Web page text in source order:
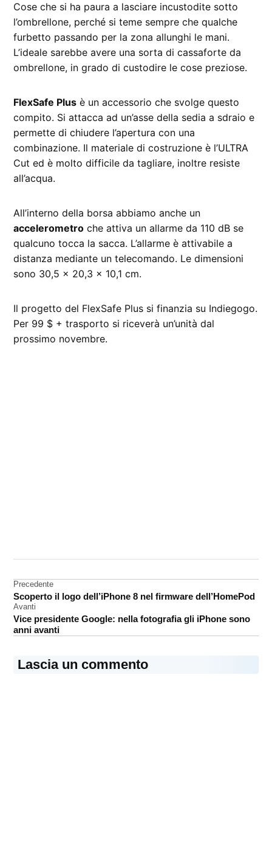
Cose che si ha paura a lasciare incustodite sotto
l’ombrellone, perché si teme sempre che qualche
furbetto passando per la zona allunghi le mani.
L’ideale sarebbe avere una sorta di cassaforte da
ombrellone, in grado di custodire le cose preziose.
FlexSafe Plus è un accessorio che svolge questo
compito. Si attacca ad un’asse della sedia a sdraio e
permette di chiudere l’apertura con una
combinazione. Il materiale di costruzione è l’ULTRA
Cut ed è molto difficile da tagliare, inoltre resiste
all’acqua.
All’interno della borsa abbiamo anche un
accelerometro che attiva un allarme da 110 dB se
qualcuno tocca la sacca. L’allarme è attivabile a
distanza mediante un telecomando. Le dimensioni
sono 30,5 x 20,3 x 10,1 cm.
Il progetto del FlexSafe Plus si finanzia su Indiegogo.
Per 99 $ + trasporto si riceverà un’unità dal
prossimo novembre.
Navigazione
articoli
Precedente
Scoperto il logo dell’iPhone 8 nel firmware dell’HomePod
Avanti
Vice presidente Google: nella fotografia gli iPhone sono
anni avanti
Lascia un commento